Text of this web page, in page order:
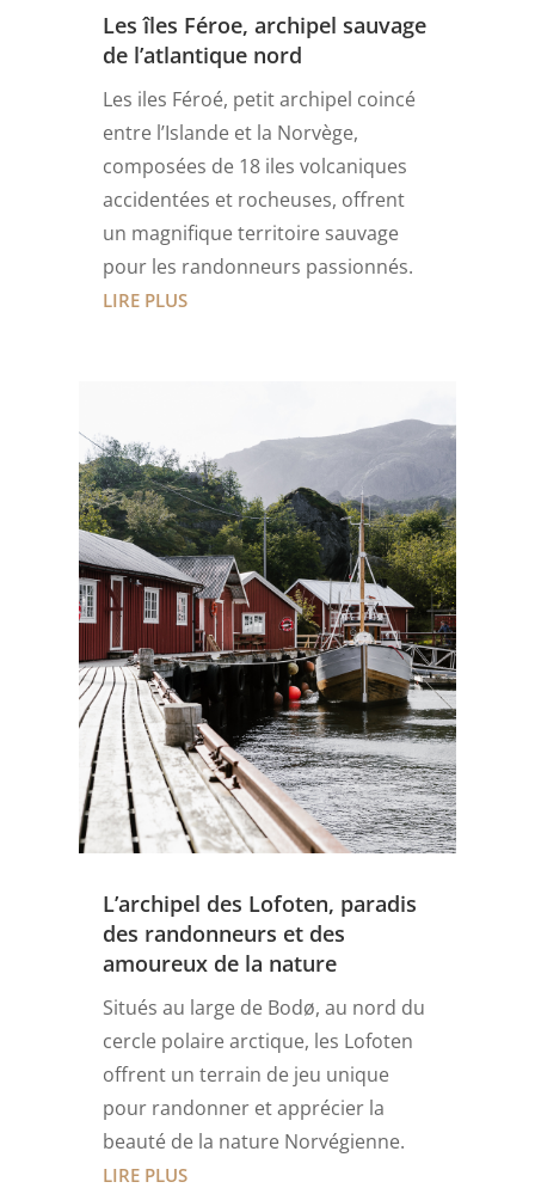
Les îles Féroe, archipel sauvage
de l’atlantique nord
Les iles Féroé, petit archipel coincé
entre l’Islande et la Norvège,
composées de 18 iles volcaniques
accidentées et rocheuses, offrent
un magnifique territoire sauvage
pour les randonneurs passionnés.
LIRE PLUS
L’archipel des Lofoten, paradis
des randonneurs et des
amoureux de la nature
Situés au large de Bodø, au nord du
cercle polaire arctique, les Lofoten
offrent un terrain de jeu unique
pour randonner et apprécier la
beauté de la nature Norvégienne.
LIRE PLUS